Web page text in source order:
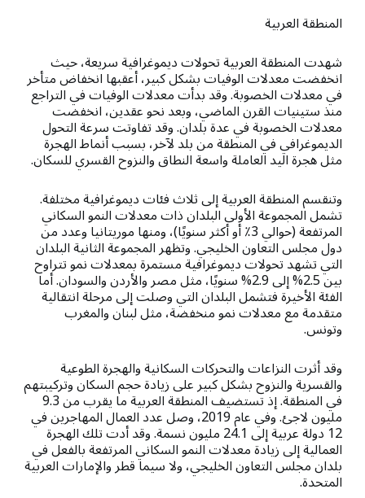
المنطقة العربية
شهدت المنطقة العربية تحولات ديموغرافية سريعة، حيث
انخفضت معدلات الوفيات بشكل كبير، أعقبها انخفاض متأخر
في معدلات الخصوبة. وقد بدأت معدلات الوفيات في التراجع
منذ ستينيات القرن الماضي، وبعد نحو عقدين، انخفضت
معدلات الخصوبة في عدة بلدان. وقد تفاوتت سرعة التحول
الديموغرافي في المنطقة من بلد لآخر، بسبب أنماط الهجرة
مثل هجرة اليد العاملة واسعة النطاق والنزوح القسري للسكان.
وتنقسم المنطقة العربية إلى ثلاث فئات ديموغرافية مختلفة.
تشمل المجموعة الأولى البلدان ذات معدلات النمو السكاني
المرتفعة (حوالي 3٪ أو أكثر سنويًا)، ومنها موريتانيا وعدد من
دول مجلس التعاون الخليجي. وتظهر المجموعة الثانية البلدان
التي تشهد تحولات ديموغرافية مستمرة بمعدلات نمو تتراوح
بين 2.5% إلى 2.9% سنويًا، مثل مصر والأردن والسودان. أما
الفئة الأخيرة فتشمل البلدان التي وصلت إلى مرحلة انتقالية
متقدمة مع معدلات نمو منخفضة، مثل لبنان والمغرب
وتونس.
وقد أثرت النزاعات والتحركات السكانية والهجرة الطوعية
والقسرية والنزوح بشكل كبير على زيادة حجم السكان وتركيبتهم
في المنطقة. إذ تستضيف المنطقة العربية ما يقرب من 9.3
مليون لاجئ. وفي عام 2019، وصل عدد العمال المهاجرين في
12 دولة عربية إلى 24.1 مليون نسمة. وقد أدت تلك الهجرة
العمالية إلى زيادة معدلات النمو السكاني المرتفعة بالفعل في
بلدان مجلس التعاون الخليجي، ولا سيما قطر والإمارات العربية
المتحدة.